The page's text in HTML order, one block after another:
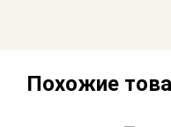
Похожие